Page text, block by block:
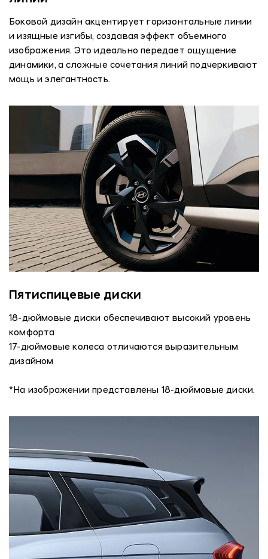
Боковой дизайн акцентирует горизонтальные линии
и изящные изгибы, создавая эффект объемного
изображения. Это идеально передает ощущение
динамики, а сложные сочетания линий подчеркивают
мощь и элегантность.
Пятиспицевые диски
18-дюймовые диски обеспечивают высокий уровень
комфорта
17-дюймовые колеса отличаются выразительным
дизайном
*На изображении представлены 18-дюймовые диски.